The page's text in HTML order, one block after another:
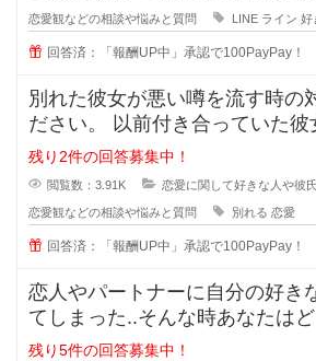
恋愛観などの相談や悩みと質問 LINE ライン 好
回答済：「報酬UP中」承認で100PayPay！
別れた彼女が悪い噂を流す時の
ださい。 以前付き合っていた彼女が、付き合っ
ている時のことを周囲に平気
残り2件の回答募集中！
閲覧数：3.91K 恋愛に関して好きな人や彼
恋愛観などの相談や悩みと質問 別れる 恋愛
回答済：「報酬UP中」承認で100PayPay！
恋人やパートナーに自分の好き
てしまった..そんな時あなたはど
は元々韓国が好きで、韓
残り5件の回答募集中！